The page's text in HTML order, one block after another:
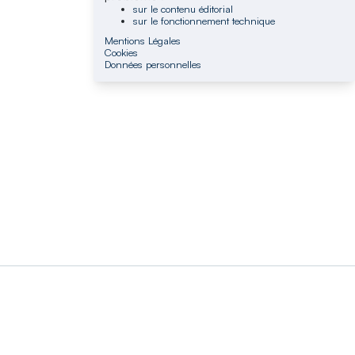
sur le contenu éditorial
sur le fonctionnement technique
Mentions Légales
Cookies
Données personnelles